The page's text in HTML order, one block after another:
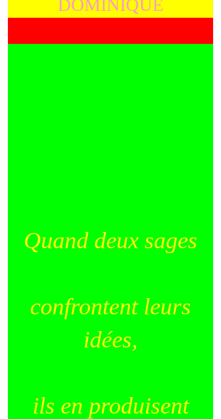
DOMINIQUE
Quand deux sages
confrontent leurs
idées,
ils en produisent